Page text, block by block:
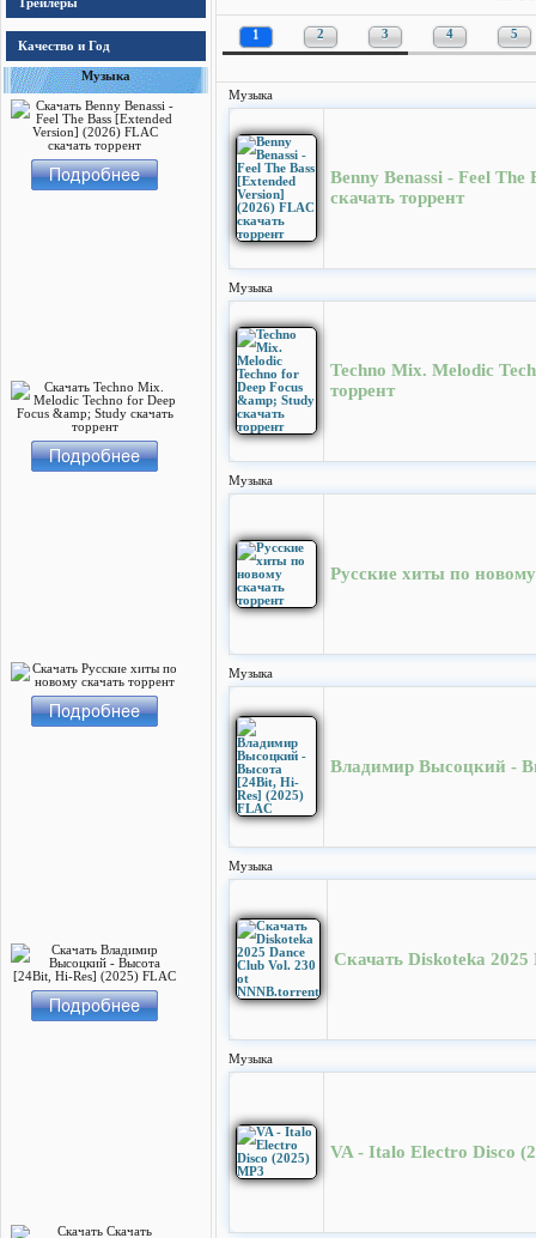
Качество и Год
Музыка
1 2 3 4 5
Музыка
Benny Benassi - Feel
скачать торрент
Музыка
Techno Mix. Melodic
торрент
Музыка
Русские хиты по новому
Музыка
Владимир Высоцкий -
Музыка
Скачать Diskoteka
Музыка
VA - Italo Electro Disco